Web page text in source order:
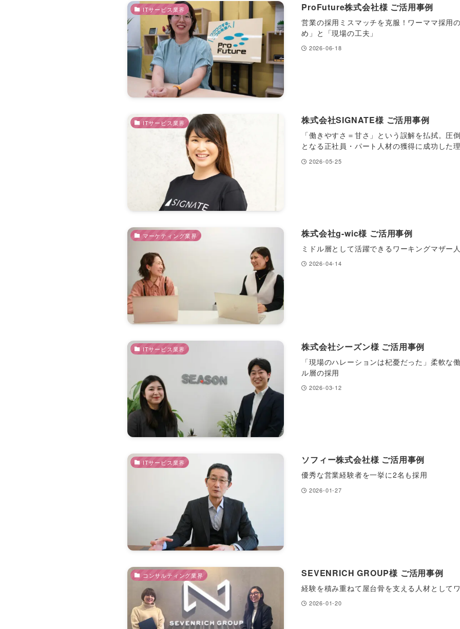
ITサービス業界 ProFuture株式会社様 ご活用事例
営業の採用ミスマッチを克服！ワーママ採用
め」と「現場の工夫」
2026-06-18
ITサービス業界 株式会社SIGNATE様 ご活用事例
「働きやすさ＝甘さ」という誤解を払拭。圧
となる正社員・パート人材の獲得に成功した
2026-05-25
マーケティング業界 株式会社g-wic様 ご活用事例
ミドル層として活躍できるワーキングマザー
2026-04-14
ITサービス業界 株式会社シーズン様 ご活用事例
「現場のハレーションは杞憂だった」柔軟な
ル層の採用
2026-03-12
ITサービス業界 ソフィー株式会社様 ご活用事例
優秀な営業経験者を一挙に2名も採用
2026-01-27
コンサルティング業界 SEVENRICH GROUP様 ご活用事例
経験を積み重ねて屋台骨を支える人材として
2026-01-20